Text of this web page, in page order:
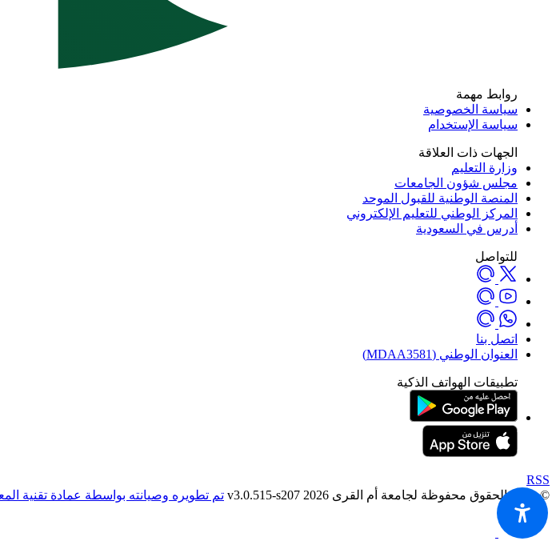
روابط مهمة
سياسة الخصوصية
سياسة الإستخدام
الجهات ذات العلاقة
وزارة التعليم
مجلس شؤون الجامعات
المنصة الوطنية للقبول الموحد
المركز الوطني للتعليم الإلكتروني
أدرس في السعودية
للتواصل
اتصل بنا
العنوان الوطني (MDAA3581)
تطبيقات الهواتف الذكية
RSS
© جميع الحقوق محفوظة لجامعة أم القرى 2026 v3.0.515-s207
تم تطويره وصيانته بواسطة عمادة تقنية